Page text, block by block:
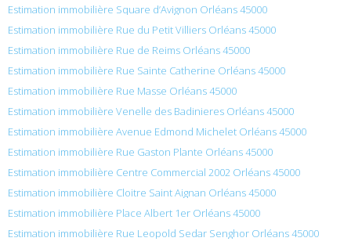
Estimation immobilière Square d’Avignon Orléans 45000
Estimation immobilière Rue du Petit Villiers Orléans 45000
Estimation immobilière Rue de Reims Orléans 45000
Estimation immobilière Rue Sainte Catherine Orléans 45000
Estimation immobilière Rue Masse Orléans 45000
Estimation immobilière Venelle des Badinieres Orléans 45000
Estimation immobilière Avenue Edmond Michelet Orléans 45000
Estimation immobilière Rue Gaston Plante Orléans 45000
Estimation immobilière Centre Commercial 2002 Orléans 45000
Estimation immobilière Cloitre Saint Aignan Orléans 45000
Estimation immobilière Place Albert 1er Orléans 45000
Estimation immobilière Rue Leopold Sedar Senghor Orléans 45000